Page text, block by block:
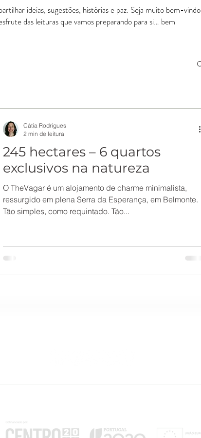
ideias, sugestões, histórias e paz. Seja muito bem-vindo
das leituras que vamos preparando para si… bem
245 hectares – 6 quartos
exclusivos na natureza
O TheVagar é um alojamento de charme minimalista,
ressurgido em plena Serra da Esperança, em Belmonte.
Tão simples, como requintado. Tão...
Cátia Rodrigues
2 min de leitura